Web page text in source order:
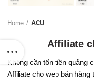
Home ACU
Affiliate
Không cần tốn tiền quảng
Affiliate cho web bán